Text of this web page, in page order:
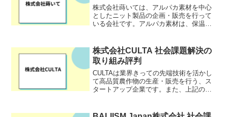
株式会社蒔いては、アルパカ素材を中心
としたニット製品の企画・販売を行って
いる会社です。アルパカ素材は、保温
着心地にこだわり、着用する人の心と体
を温める製品を提供。自分の...
株式会社CULTA 社会課題解決の
取り組み評判
CULTAは業界きっての先端技術を活かし
て高品質農作物の生産・販売を行う、ス
タートアップ企業です。また、上記の事
事業に新規参入する企業との生産事業立